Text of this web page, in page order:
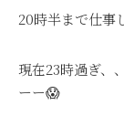
20時半まで仕事
現在23時過ぎ、
ーー😱